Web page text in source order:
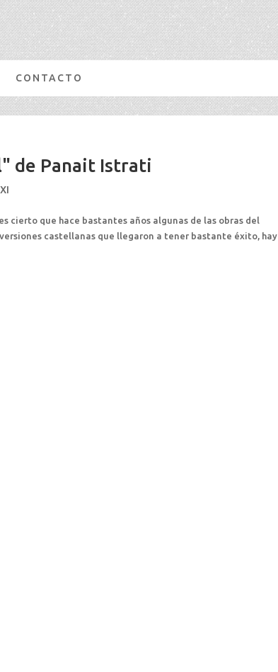
CONTACTO
de Panait Istrati
cierto que hace bastantes años algunas de las obras del
castellanas que llegaron a tener bastante éxito, hay